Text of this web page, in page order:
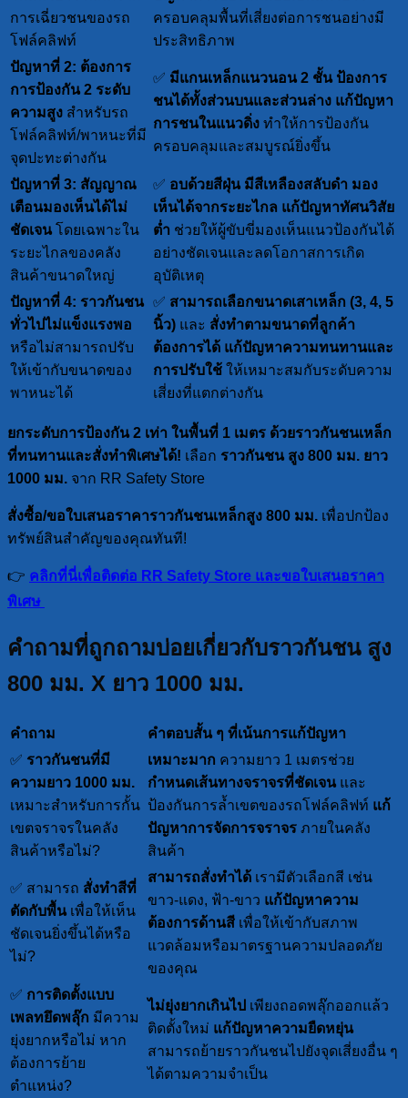
การเฉี่ยวชนของรถ
โฟล์คลิฟท์
ครอบคลุมพื้นที่เสี่ยงต่อการชนอย่างมี
ประสิทธิภาพ
ปัญหาที่ 2: ต้องการ
การป้องกัน 2 ระดับ
ความสูง สำหรับรถ
โฟล์คลิฟท์/พาหนะที่มี
จุดปะทะต่างกัน
✅ มีแกนเหล็กแนวนอน 2 ชั้น ป้องการ
ชนได้ทั้งส่วนบนและส่วนล่าง แก้ปัญหา
การชนในแนวดิ่ง ทำให้การป้องกัน
ครอบคลุมและสมบูรณ์ยิ่งขึ้น
ปัญหาที่ 3: สัญญาณ
เตือนมองเห็นได้ไม่
ชัดเจนโดยเฉพาะใน
ระยะไกลของคลัง
สินค้าขนาดใหญ่
✅ อบด้วยสีฝุ่น มีสีเหลืองสลับดำ มอง
เห็นได้จากระยะไกล แก้ปัญหาทัศนวิสัย
ต่ำ ช่วยให้ผู้ขับขี่มองเห็นแนวป้องกันได้
อย่างชัดเจนและลดโอกาสการเกิด
อุบัติเหตุ
ปัญหาที่ 4: ราวกันชน
ทั่วไปไม่แข็งแรงพอ
หรือไม่สามารถปรับ
ให้เข้ากับขนาดของ
พาหนะได้
✅ สามารถเลือกขนาดเสาเหล็ก (3, 4, 5
นิ้ว) และ สั่งทำตามขนาดที่ลูกค้า
ต้องการได้ แก้ปัญหาความทนทานและ
การปรับใช้ ให้เหมาะสมกับระดับความ
เสี่ยงที่แตกต่างกัน
ยกระดับการป้องกัน 2 เท่า ในพื้นที่ 1 เมตร ด้วยราวกันชนเหล็ก
ที่ทนทานและสั่งทำพิเศษได้! เลือก ราวกันชน สูง 800 มม. ยาว
1000 มม. จาก RR Safety Store
สั่งซื้อ/ขอใบเสนอราคาราวกันชนเหล็กสูง 800 มม. เพื่อปกป้อง
ทรัพย์สินสำคัญของคุณทันที!
👉 คลิกที่นี่เพื่อติดต่อ RR Safety Store และขอใบเสนอราคา
พิเศษ
คำถามที่ถูกถามบ่อยเกี่ยวกับราวกันชน สูง
800 มม. X ยาว 1000 มม.
คำถาม
คำตอบสั้น ๆ ที่เน้นการแก้ปัญหา
✅ ราวกันชนที่มี
ความยาว 1000 มม.
เหมาะสำหรับการกั้น
เขตจราจรในคลัง
สินค้าหรือไม่?
เหมาะมาก ความยาว 1 เมตรช่วย
กำหนดเส้นทางจราจรที่ชัดเจนและ
ป้องกันการล้ำเขตของรถโฟล์คลิฟท์ แก้
ปัญหาการจัดการจราจร ภายในคลัง
สินค้า
✅ สามารถ สั่งทำสีที่
ตัดกับพื้นเพื่อให้เห็น
ชัดเจนยิ่งขึ้นได้หรือ
ไม่?
สามารถสั่งทำได้ เรามีตัวเลือกสี เช่น
ขาว-แดง, ฟ้า-ขาว แก้ปัญหาความ
ต้องการด้านสี เพื่อให้เข้ากับสภาพ
แวดล้อมหรือมาตรฐานความปลอดภัย
ของคุณ
✅ การติดตั้งแบบ
เพลทยึดพลุ๊ก มีความ
ยุ่งยากหรือไม่ หาก
ต้องการย้าย
ตำแหน่ง?
ไม่ยุ่งยากเกินไป เพียงถอดพลุ๊กออกแล้ว
ติดตั้งใหม่ แก้ปัญหาความยืดหยุ่น
สามารถย้ายราวกันชนไปยังจุดเสี่ยงอื่น ๆ
ได้ตามความจำเป็น